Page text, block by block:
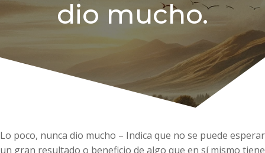
dio mucho.
Lo poco, nunca dio mucho – Indica que no se puede esperar
un gran resultado o beneficio de algo que en sí mismo tiene